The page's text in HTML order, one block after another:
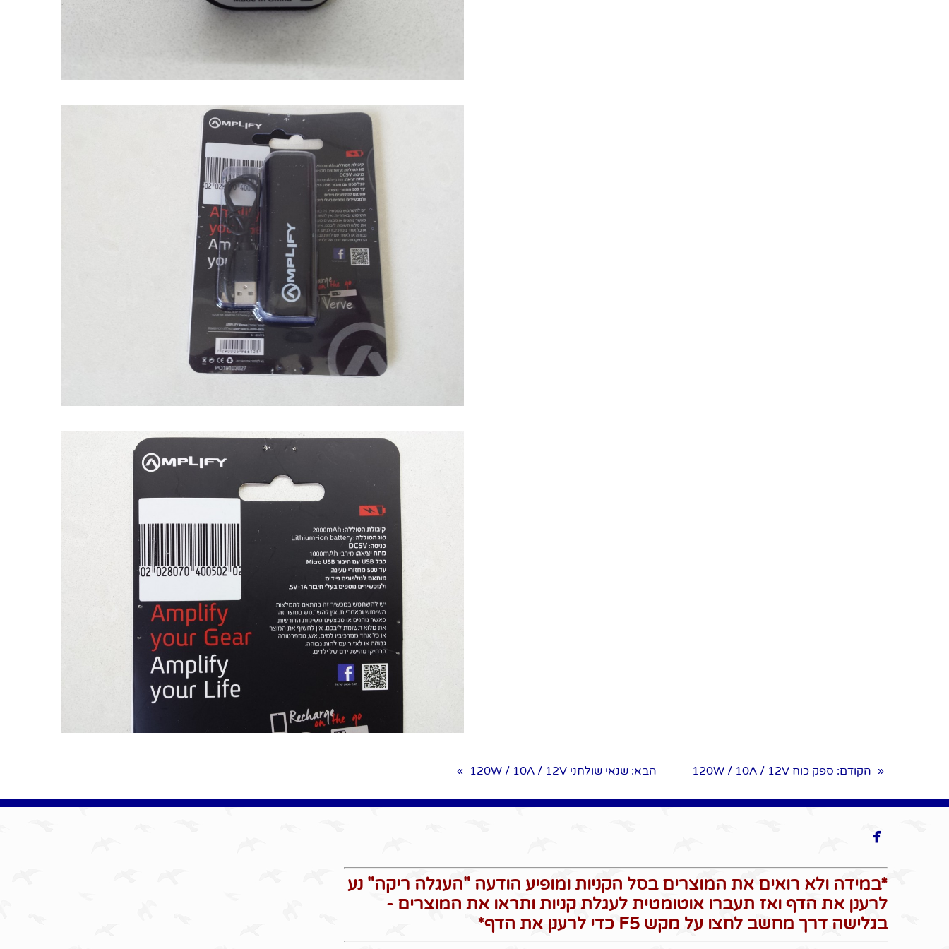
« הקודם: ספק כוח 120W / 10A / 12V הבא: שנאי שולחני 120W / 10A / 12V »

*במידה ולא רואים את המוצרים בסל הקניות ומופיע הודעה "העגלה ריקה" נע
לרענן את הדף ואז תעברו אוטומטית לעגלת קניות ותראו את המוצרים -
בגלישה דרך מחשב לחצו על מקש F5 כדי לרענן את הדף*